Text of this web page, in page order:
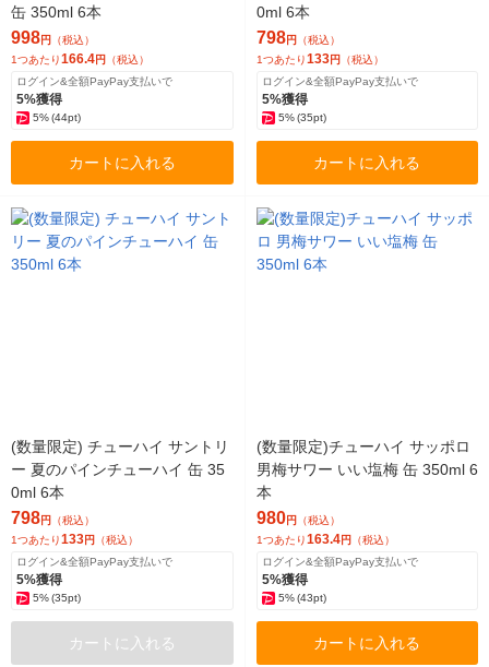
缶 350ml 6本
998円 （税込）
1つあたり166.4円 （税込）
ログイン&全額PayPay支払いで
5%獲得
5%(44pt)
カートに入れる
0ml 6本
798円 （税込）
1つあたり133円 （税込）
ログイン&全額PayPay支払いで
5%獲得
5% (35pt)
カートに入れる
(数量限定) チューハイ サントリ
ー 夏のパインチューハイ 缶 35
0ml 6本
798円 （税込）
1つあたり133円 （税込）
ログイン&全額PayPay支払いで
5%獲得
5%(35pt)
カートに入れる
(数量限定)チューハイ サッポロ
男梅サワー いい塩梅 缶 350ml 6
本
980円 （税込）
1つあたり163.4円 （税込）
ログイン&全額PayPay支払いで
5%獲得
5% (43pt)
カートに入れる